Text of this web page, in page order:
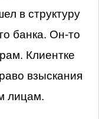
в структуру
банка. Он-то
Клиентке
взыскания
лицам.